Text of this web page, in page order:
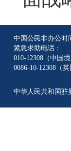
中国公民非办公时
紧急求助电话：
010-12308（中国境
0086-10-12308（英
中华人民共和国